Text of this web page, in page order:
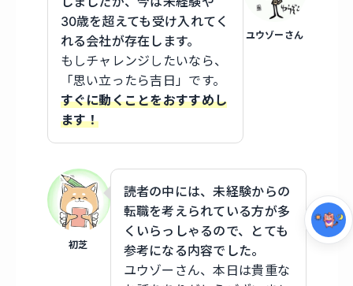
ユウゾーさん
30歳を超えても受け入れてく
れる会社が存在します。
もしチャレンジしたいなら、
「思い立ったら吉日」です。
すぐに動くことをおすすめし
ます！
初芝
読者の中には、未経験からの
転職を考えられている方が多
くいらっしゃるので、とても
参考になる内容でした。
ユウゾーさん、本日は貴重な